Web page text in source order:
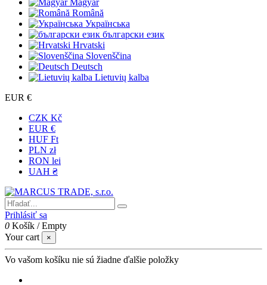
Magyar
Română
Українська
български език
Hrvatski
Slovenščina
Deutsch
Lietuvių kalba
EUR €
CZK Kč
EUR €
HUF Ft
PLN zł
RON lei
UAH ₴
Prihlásiť sa
0 Košík /Empty
Your cart
×
Vo vašom košíku nie sú žiadne ďalšie položky